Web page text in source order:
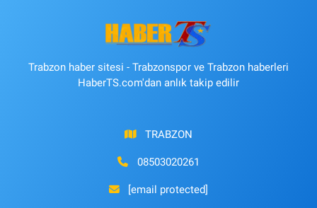
Trabzon haber sitesi - Trabzonspor ve Trabzon haberleri
HaberTS.com'dan anlık takip edilir
TRABZON
08503020261
[email protected]